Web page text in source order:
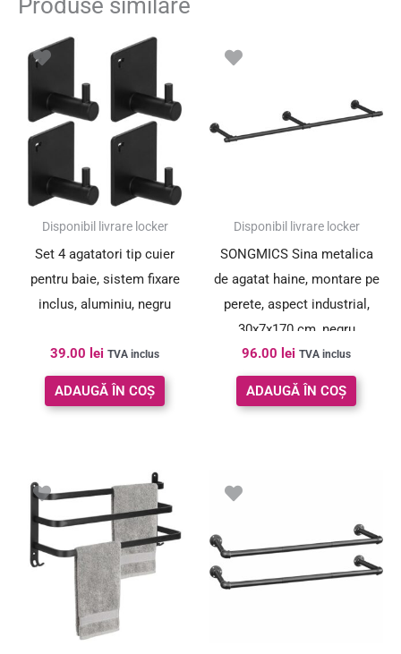
Disponibil livrare locker
Set 4 agatatori tip cuier
pentru baie, sistem fixare
inclus, aluminiu, negru
39.00 lei TVA inclus
ADAUGĂ ÎN COȘ
Disponibil livrare locker
SONGMICS Sina metalica
de agatat haine, montare pe
perete, aspect industrial,
30x7x170 cm, negru
96.00 lei TVA inclus
ADAUGĂ ÎN COȘ